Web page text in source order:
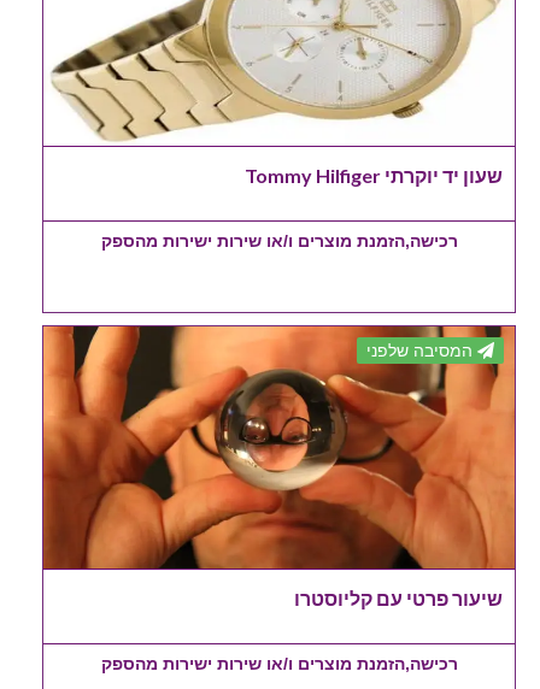
שעון יד יוקרתי Tommy Hilfiger
רכישה,הזמנת מוצרים ו/או שירות ישירות מהספק
המסיבה שלפני
שיעור פרטי עם קליוסטרו
רכישה,הזמנת מוצרים ו/או שירות ישירות מהספק